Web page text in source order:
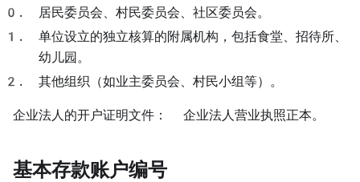
居民委员会、村民委员会、社区委员会。
单位设立的独立核算的附属机构，包括食堂、招待所、
幼儿园。
其他组织（如业主委员会、村民小组等）。
企业法人的开户证明文件： 企业法人营业执照正本。
基本存款账户编号